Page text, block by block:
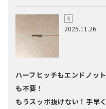
2025.11.26
ハーフヒッチもエンドノット
も不要！
もうスッポ抜けない！手早く